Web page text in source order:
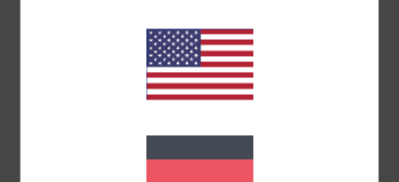
Design: Leicht strukturiertes 5-Panel-Design
Schirm: Flacher Schirm
Verschluss: Snapback-Verschluss